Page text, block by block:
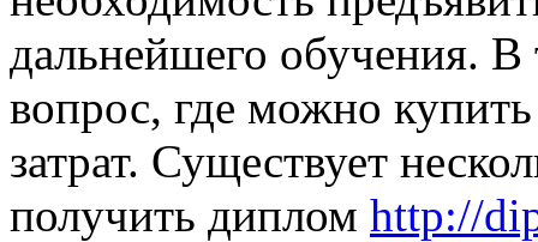
дальнейшего обучения. В
вопрос, где можно
затрат. Существует
получить диплом http://